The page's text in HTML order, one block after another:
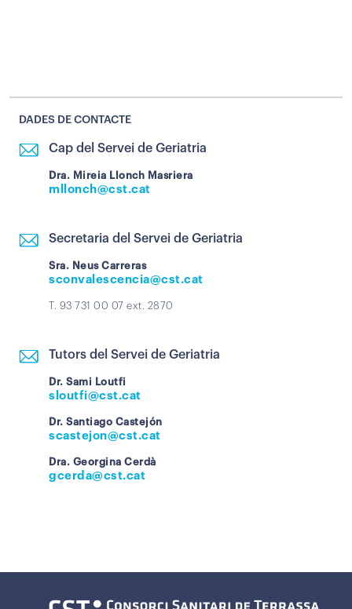
DADES DE CONTACTE
Cap del Servei de Geriatria
Dra. Mireia Llonch Masriera
mllonch@cst.cat
Secretaria del Servei de Geriatria
Sra. Neus Carreras
sconvalescencia@cst.cat
T. 93 731 00 07 ext. 2870
Tutors del Servei de Geriatria
Dr. Sami Loutfi
sloutfi@cst.cat
Dr. Santiago Castejón
scastejon@cst.cat
Dra. Georgina Cerdà
gcerda@cst.cat